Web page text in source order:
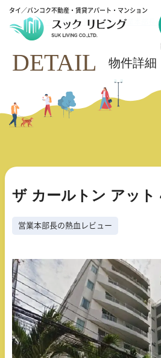
タイ／バンコク不動産・賃貸アパート・マンション
バンコクの不動産・賃貸 TOP >営業本部長
DETAIL 物件詳細
ザ カールトン アット
営業本部長の熱血レビュー